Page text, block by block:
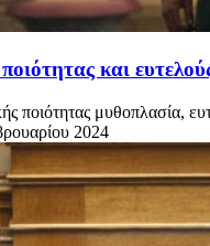
και
ποιότητας μυθοπλασία,
2024